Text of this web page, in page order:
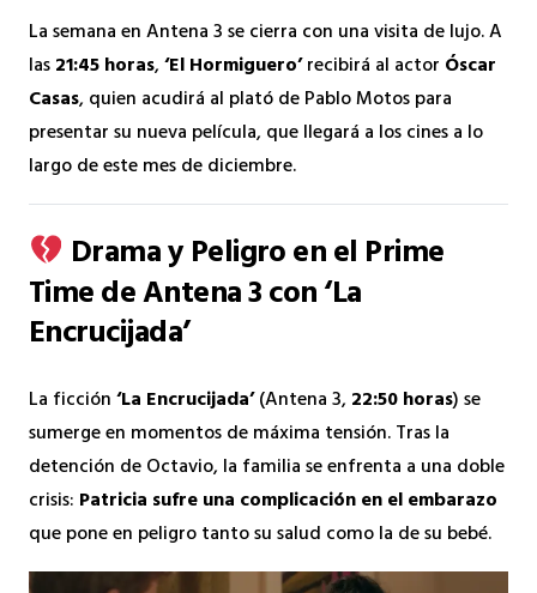
La semana en Antena 3 se cierra con una visita de lujo. A
las21:45 horas,‘El Hormiguero’recibirá al actor Óscar
Casas, quien acudirá al plató de Pablo Motos para
presentar su nueva película, que llegará a los cines a lo
largo de este mes de diciembre.
Drama y Peligro en el Prime
Time de Antena 3 con ‘La
Encrucijada’
La ficción‘La Encrucijada’(Antena 3,22:50 horas) se
sumerge en momentos de máxima tensión. Tras la
detención de Octavio, la familia se enfrenta a una doble
crisis: Patricia sufre una complicación en el embarazo
que pone en peligro tanto su salud como la de su bebé.